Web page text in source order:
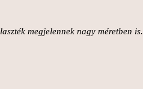
megjelennek nagy méretben is.